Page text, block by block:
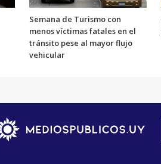
Semana de Turismo con
menos víctimas fatales en el
tránsito pese al mayor flujo
vehicular